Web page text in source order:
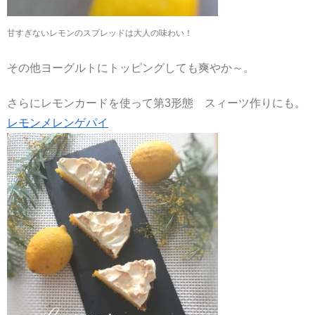
甘すぎないレモンのスプレッドは大人の味わい！
その他ヨーグルトにトッピングしても爽やか～。
さらにレモンカードを使って第3形態 スィーツ作りにも。
レモンメレンゲパイ